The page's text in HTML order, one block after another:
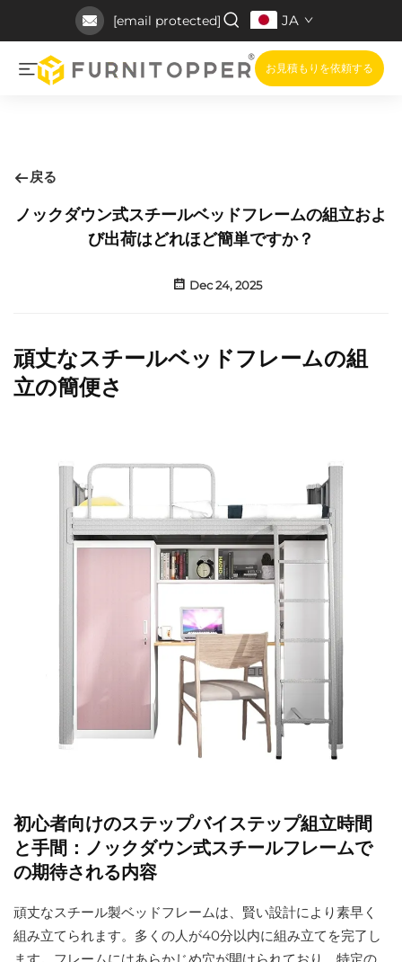
[email protected] JA
お見積もりを依頼する
戻る
ノックダウン式スチールベッドフレームの組立およ
び出荷はどれほど簡単ですか？
Dec 24, 2025
頑丈なスチールベッドフレームの組
立の簡便さ
初心者向けのステップバイステップ組立時間
と手間：ノックダウン式スチールフレームで
の期待される内容
頑丈なスチール製ベッドフレームは、賢い設計により素早く
組み立てられます。多くの人が40分以内に組み立てを完了し